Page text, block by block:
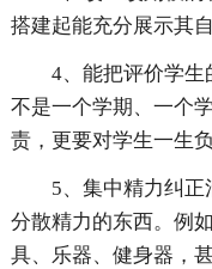
搭建起能充分展示其
4、能把评价学
不是一个学期、一个
责，更要对学生一生
5、集中精力纠
分散精力的东西。例
具、乐器、健身器，